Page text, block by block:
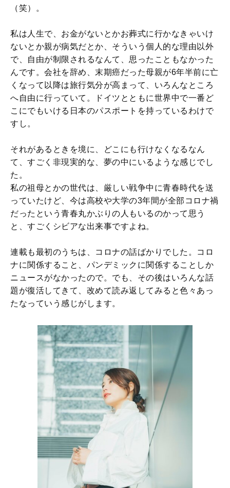
（笑）。
私は人生で、お金がないとかお葬式に行かなきゃいけ
ないとか親が病気だとか、そういう個人的な理由以外
で、自由が制限されるなんて、思ったこともなかった
んです。会社を辞め、末期癌だった母親が6年半前に亡
くなって以降は旅行気分が高まって、いろんなところ
へ自由に行っていて。ドイツとともに世界中で一番ど
こにでもいける日本のパスポートを持っているわけで
すし。
それがあるときを境に、どこにも行けなくなるなん
て、すごく非現実的な、夢の中にいるような感じでし
た。
私の祖母とかの世代は、厳しい戦争中に青春時代を送
っていたけど、今は高校や大学の3年間が全部コロナ禍
だったという青春丸かぶりの人もいるのかって思う
と、すごくシビアな出来事ですよね。
連載も最初のうちは、コロナの話ばかりでした。コロ
ナに関係すること、パンデミックに関係することしか
ニュースがなかったので。でも、その後はいろんな話
題が復活してきて、改めて読み返してみると色々あっ
たなっていう感じがします。